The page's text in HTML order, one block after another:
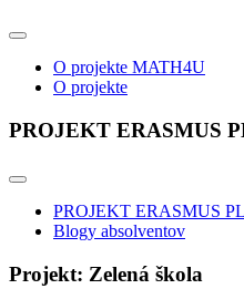
O projekte MATH4U
O projekte
PROJEKT ERASMUS
PROJEKT ERASMUS
Blogy absolventov
Projekt: Zelená škola